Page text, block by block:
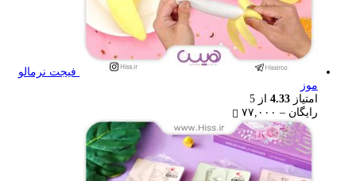
فیجت نرمالو
موز
امتیاز 4.33 از 5
رایگان – ۷۷,۰۰۰
range:
رایگان
through
۷۷,۰۰۰ تومان